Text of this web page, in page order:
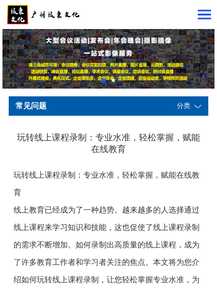
常见问题 分类
玩转线上课程录制：专业水准，轻松掌握，赋能
在线教育
玩转线上课程录制：专业水准，轻松掌握，赋能在线教
育
线上教育已经成为了一种趋势。越来越多的人选择通过
线上课程来学习知识和技能，这也促使了线上课程录制
的需求不断增加。如何录制出高质量的线上课程，成为
了许多教育工作者和学习者关注的焦点。本文将为您介
绍如何玩转线上课程录制，让您轻松掌握专业水准，为